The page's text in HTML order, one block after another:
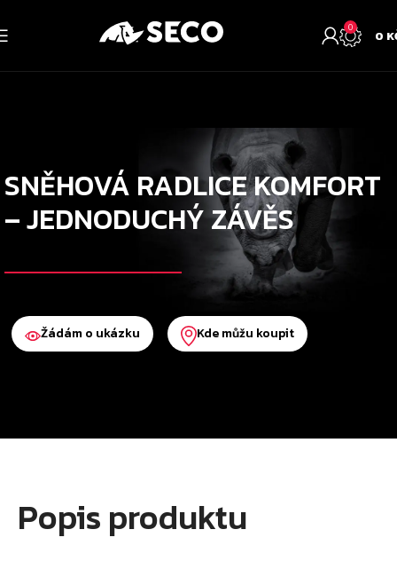
0
0
SNĚHOVÁ RADLICE KOMFORT
– JEDNODUCHÝ ZÁVĚS
Žádám o ukázku Kde můžu koupit
Popis produktu